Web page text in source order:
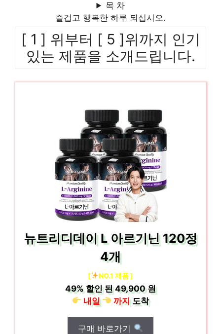
목 차
즐겁고 행복한 하루 되십시오.
[ 1 ] 위부터 [ 5 ]위까지 인기
있는 제품을 소개드립니다.
뉴트리디데이 L 아르기닌 120정
4개
[ NO.1 제품 ]
49% 할인 된49,900 원
내일
까지도착
구매 바로가기